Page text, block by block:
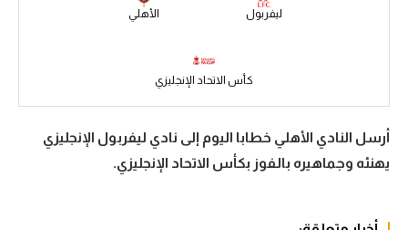
كرة سلة
كرة يد
ليفربول الأهلي
كأس الاتحاد الإنجليزي
أرسل النادي الأهلي خطابا اليوم إلى نادي ليفربول الإنجليزي
يهنئه وجماهيره بالفوز بكأس الاتحاد الإنجليزي.